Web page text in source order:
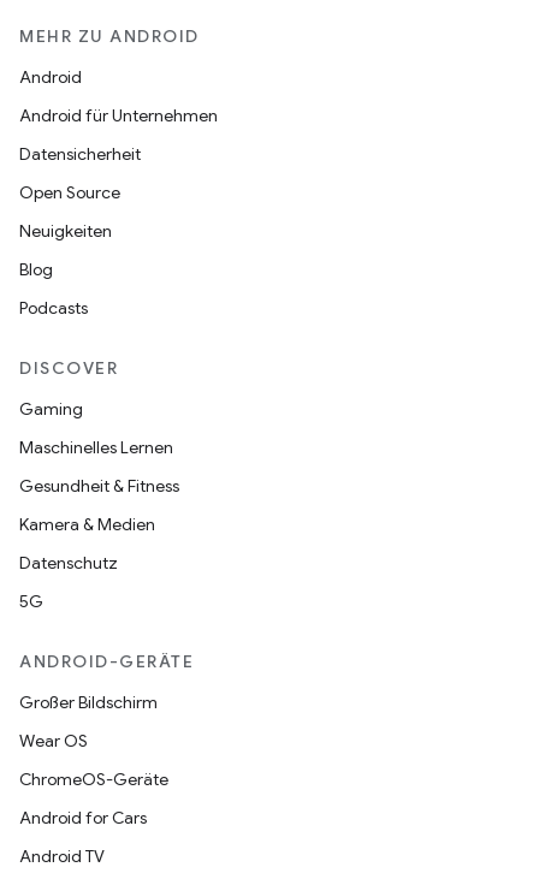
MEHR ZU ANDROID
Android
Android für Unternehmen
Datensicherheit
Open Source
Neuigkeiten
Blog
Podcasts
DISCOVER
Gaming
Maschinelles Lernen
Gesundheit & Fitness
Kamera & Medien
Datenschutz
5G
ANDROID-GERÄTE
Großer Bildschirm
Wear OS
ChromeOS-Geräte
Android for Cars
Android TV